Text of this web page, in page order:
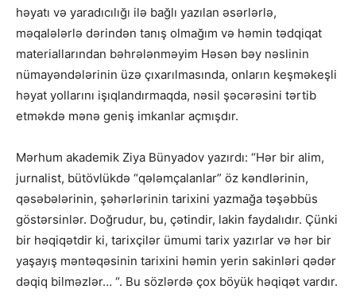
həyatı və yaradıcılığı ilə bağlı yazılan əsərlərlə,
məqalələrlə dərindən tanış olmağım və həmin tədqiqat
materiallarından bəhrələnməyim Həsən bəy nəslinin
nümayəndələrinin üzə çıxarılmasında, onların keşməkeşli
həyat yollarını işıqlandırmaqda, nəsil şəcərəsini tərtib
etməkdə mənə geniş imkanlar açmışdır.
Mərhum akademik Ziya Bünyadov yazırdı: “Hər bir alim,
jurnalist, bütövlükdə “qələmçalanlar” öz kəndlərinin,
qəsəbələrinin, şəhərlərinin tarixini yazmağa təşəbbüs
göstərsinlər. Doğrudur, bu, çətindir, lakin faydalıdır. Çünki
bir həqiqətdir ki, tarixçilər ümumi tarix yazırlar və hər bir
yaşayış məntəqəsinin tarixini həmin yerin sakinləri qədər
dəqiq bilməzlər… “. Bu sözlərdə çox böyük həqiqət vardır.